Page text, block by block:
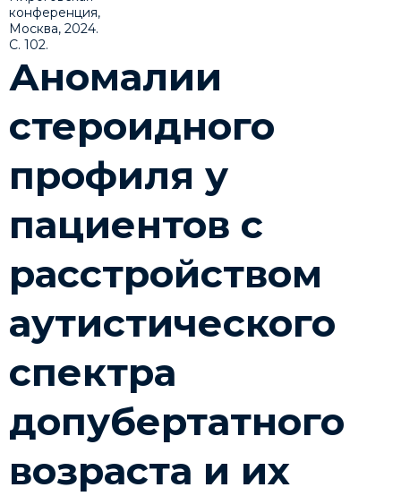
Аномалии
стероидного
профиля у
пациентов с
расстройством
аутистического
спектра
допубертатного
возраста и их